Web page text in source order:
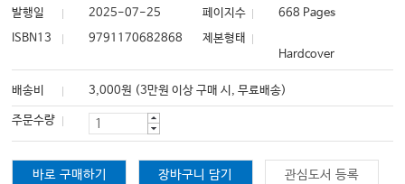
발행일 2025-07-25 페이지수
668 Pages
ISBN13
9791170682868
제본형태
Hardcover
배송비 3,000원 (3만원 이상 구매 시, 무료배송)
주문수량
바로 구매하기 장바구니 담기 관심도서 등록